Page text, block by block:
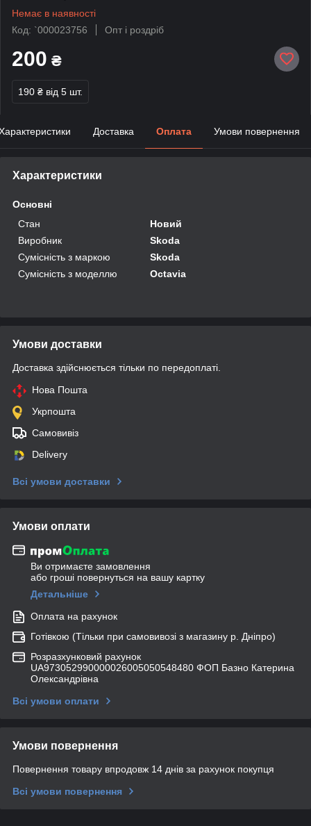
Немає в наявності
Код: `000023756
Опт і роздріб
200 ₴
190 ₴ від 5 шт.
Доставка Оплата Умови повернення
Характеристики
Основні
Стан
Новий
Виробник
Skoda
Сумісність з маркою
Skoda
Сумісність з моделлю
Octavia
Умови доставки
Доставка здійснюється тільки по передоплаті.
Нова Пошта
Укрпошта
Самовивіз
Delivery
Всі умови доставки
Умови оплати
Ви отримаєте замовлення
або гроші повернуться на вашу картку
Детальніше
Оплата на рахунок
Готівкою (Тільки при самовивозі з магазину р. Дніпро)
Розразхунковий рахунок
UA973052990000026005050548480 ФОП Базно Катерина
Олександрівна
Всі умови оплати
Умови повернення
Повернення товару впродовж 14 днів за рахунок покупця
Всі умови повернення